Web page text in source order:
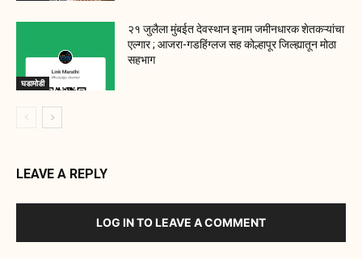
घडामोडी
२१ जुलैला मुंबईत देवस्थान इनाम जमीनधारक शेतकऱ्यांचा
एल्गार ; आजरा-गडहिंग्लज सह कोल्हापूर जिल्ह्यातून मोठा
सहभाग
LEAVE A REPLY
LOG IN TO LEAVE A COMMENT